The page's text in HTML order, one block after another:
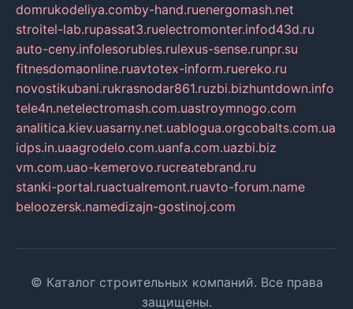
domrukodeliya.comby-hand.ruenergomash.net
stroitel-lab.rupassat3.ruelectromonter.infod43d.ru
auto-ceny.infolesorubles.rulexus-sense.runpr.su
fitnesdomaonline.ruavtotex-inform.ruereko.ru
novostikubani.rukrasnodar861.ruzbi.bizhuntdown.info
tele4n.netelectromash.com.uastroymnogo.com
analitica.kiev.uasarny.net.uablogua.orgcobalts.com.ua
idps.in.uaagrodelo.com.uanfa.com.uazbi.biz
vm.com.uao-kemerovo.rucreatebrand.ru
stanki-portal.ruactualremont.ruavto-forum.name
beloozersk.namedizajn-gostinoj.com
© Каталог строительных компаний. Все права
защищены.